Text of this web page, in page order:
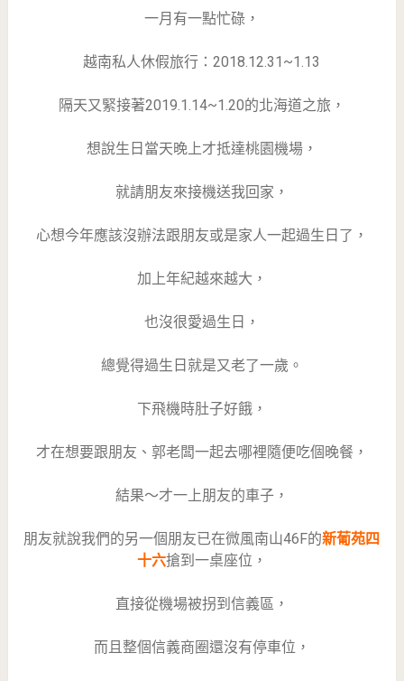
一月有一點忙碌，
越南私人休假旅行：2018.12.31~1.13
隔天又緊接著2019.1.14~1.20的北海道之旅，
想說生日當天晚上才抵達桃園機場，
就請朋友來接機送我回家，
心想今年應該沒辦法跟朋友或是家人一起過生日了，
加上年紀越來越大，
也沒很愛過生日，
總覺得過生日就是又老了一歲。
下飛機時肚子好餓，
才在想要跟朋友、郭老闆一起去哪裡隨便吃個晚餐，
結果～才一上朋友的車子，
朋友就說我們的另一個朋友已在微風南山46F的新葡苑四
十六搶到一桌座位，
直接從機場被拐到信義區，
而且整個信義商圈還沒有停車位，